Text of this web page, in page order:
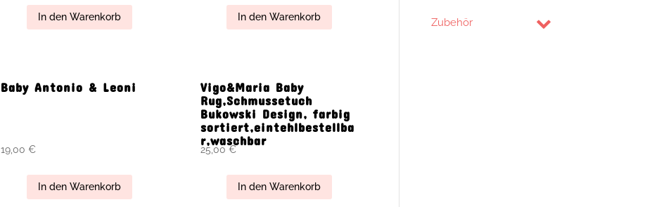
In den Warenkorb In den Warenkorb
Baby Antonio & Leoni
19,00 €
In den Warenkorb
Vigo&Maria Baby
Rug,Schmussetuch
Bukowski Design, farbig
sortiert,eintehlbestellba
r,waschbar
25,00 €
In den Warenkorb
Zubehör